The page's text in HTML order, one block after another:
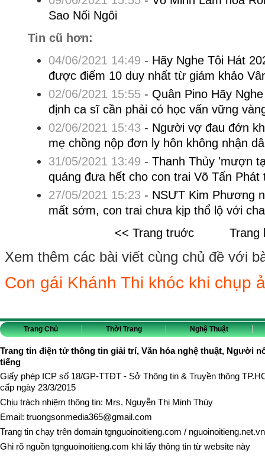
Sao Nối Ngôi
Tin cũ hơn:
04/06/2021 14:49 - Hãy Nghe Tôi Hát
được điểm 10 duy nhất từ giám khảo
02/06/2021 15:55- Quân Pino Hãy
định ca sĩ cần phải có học vấn vững
02/06/2021 15:43 - Người vợ đau đớn
mẹ chồng nộp đơn ly hôn không nhận
31/05/2021 13:49 - Thanh Thủy 'mượn
quáng đưa hết cho con trai Võ Tấn Phát
27/05/2021 15:23 - NSƯT Kim Phương
mất sớm, con trai chưa kịp thổ lộ với cha
<< Trang truớc
Trang
Xem thêm các bài viết cùng chủ đề với
Con gái Khánh Thi khóc khi chụp
Trang Chủ Thời Trang Nghệ Thuật
Trang tin điện tử thông tin giải trí, Văn hóa nghệ thuật, Người
tiếng
Giấy phép ICP số 18/GP-TTĐT - Sở Thông tin & Truyền thông
cấp ngày 23/3/2015
Chịu trách nhiệm thông tin: Mrs. Nguyễn Thị Minh Thúy
Email: truongsonmedia365@gmail.com
Trang tin chạy trên domain tgnguoinoitieng.com / nguoinoitieng.net.vn
Ghi rõ nguồn tgnguoinoitieng.com khi lấy thông tin từ website này